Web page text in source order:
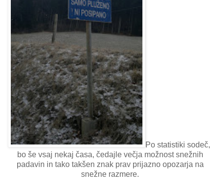
Po statistiki sodeč,
bo še vsaj nekaj časa, čedajle večja možnost snežnih
padavin in tako takšen znak prav prijazno opozarja na
snežne razmere.